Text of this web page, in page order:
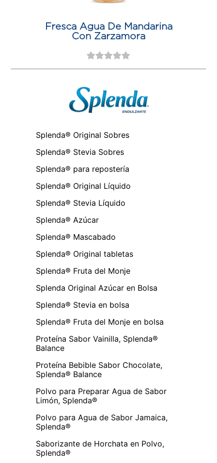
Fresca Agua De Mandarina
Con Zarzamora
Splenda® Original Sobres
Splenda® Stevia Sobres
Splenda® para repostería
Splenda® Original Líquido
Splenda® Stevia Líquido
Splenda® Azúcar
Splenda® Mascabado
Splenda® Original tabletas
Splenda® Fruta del Monje
Splenda Original Azúcar en Bolsa
Splenda® Stevia en bolsa
Splenda® Fruta del Monje en bolsa
Proteína Sabor Vainilla, Splenda®
Balance
Proteína Bebible Sabor Chocolate,
Splenda® Balance
Polvo para Preparar Agua de Sabor
Limón, Splenda®
Polvo para Agua de Sabor Jamaica,
Splenda®
Saborizante de Horchata en Polvo,
Splenda®